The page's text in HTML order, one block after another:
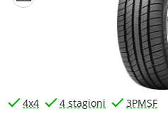
4x4 4 stagioni 3PMSF